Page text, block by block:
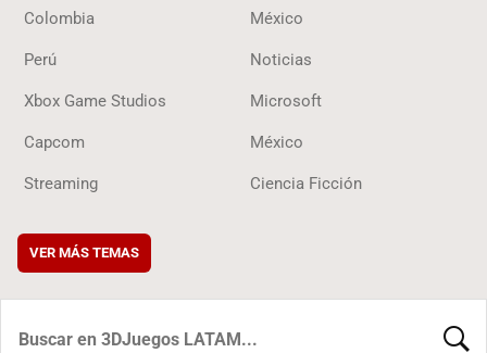
Colombia México
Perú Noticias
Xbox Game Studios Microsoft
Capcom México
Streaming Ciencia Ficción
VER MÁS TEMAS